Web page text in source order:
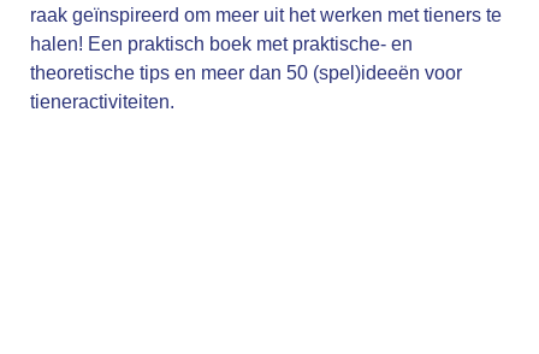
raak geïnspireerd om meer uit het werken met tieners te
halen! Een praktisch boek met praktische- en
theoretische tips en meer dan 50 (spel)ideeën voor
tieneractiviteiten.